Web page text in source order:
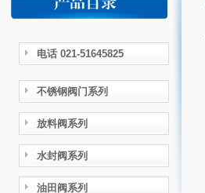
电话 021-51645825
不锈钢阀门系列
放料阀系列
水封阀系列
油田阀系列